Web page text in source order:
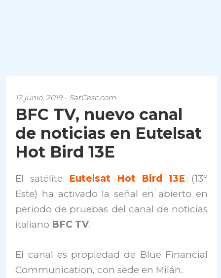
12 junio, 2019 - SatCesc.com
BFC TV, nuevo canal
de noticias en Eutelsat
Hot Bird 13E
El satélite Eutelsat Hot Bird 13E (13º
Este) ha activado la señal en abierto en
periodo de pruebas del canal de noticias
italiano BFC TV.
El canal es propiedad de Blue Financial
Communication, con sede en Milán.